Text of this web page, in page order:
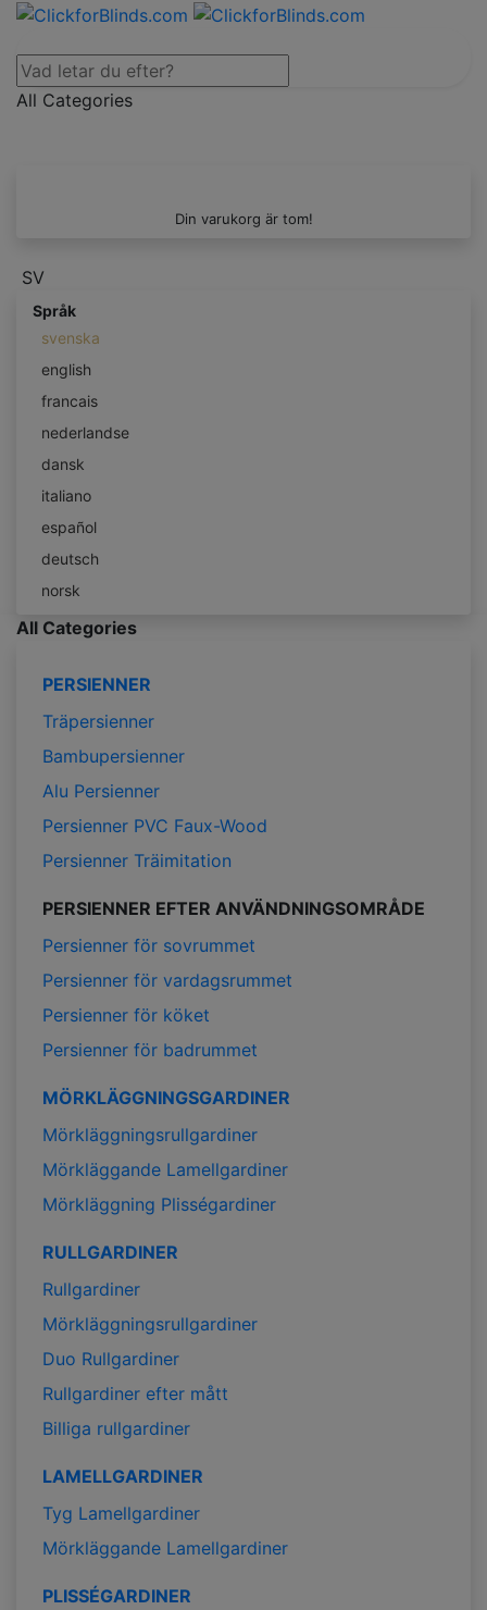
All Categories
Din varukorg är tom!
SV
Språk
svenska
english
francais
nederlandse
dansk
italiano
español
deutsch
norsk
All Categories
PERSIENNER
Träpersienner
Bambupersienner
Alu Persienner
Persienner PVC Faux-Wood
Persienner Träimitation
PERSIENNER EFTER ANVÄNDNINGSOMRÅDE
Persienner för sovrummet
Persienner för vardagsrummet
Persienner för köket
Persienner för badrummet
MÖRKLÄGGNINGSGARDINER
Mörkläggningsrullgardiner
Mörkläggande Lamellgardiner
Mörkläggning Plisségardiner
RULLGARDINER
Rullgardiner
Mörkläggningsrullgardiner
Duo Rullgardiner
Rullgardiner efter mått
Billiga rullgardiner
LAMELLGARDINER
Tyg Lamellgardiner
Mörkläggande Lamellgardiner
PLISSÉGARDINER